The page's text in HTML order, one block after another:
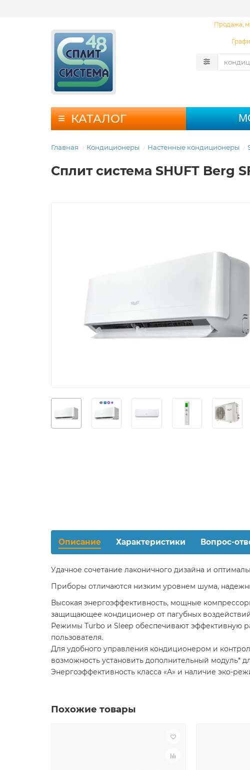
Продажа,
КАТАЛОГ
Главная Кондиционеры Настенные кондиционеры
Сплит система SHUFT Berg
Описание Характеристики Вопрос-
Удачное сочетание лаконичного дизайна и
Приборы отличаются низким уровнем шума,
Высокая энергоэффективность, мощные
защищающее кондиционер от пагубных
Режимы Turbo и Sleeр обеспечивают эффективную
пользователя.
Для удобного управления кондиционером и
возможность установить дополнительный
Энергоэффективность класса «А» и наличие эко-
Похожие товары